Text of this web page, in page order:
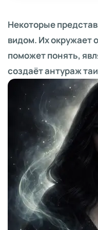
Некоторые
видом. Их окружает
поможет понять,
создаёт антураж